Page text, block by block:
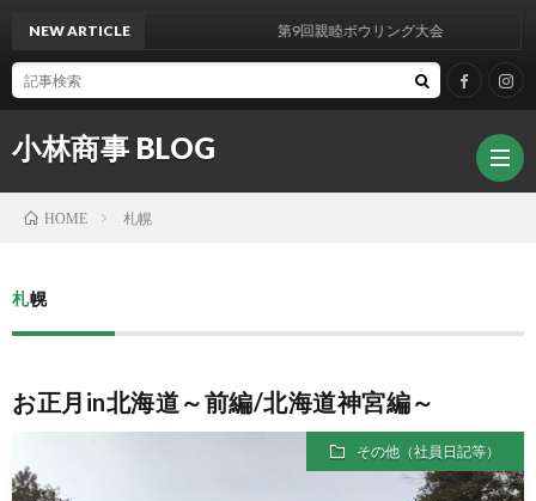
小林商事 BLOG
NEW ARTICLE 第9回親睦ボウリング大会
HOME 札幌
札幌
お正月in北海道～前編/北海道神宮編～
その他（社員日記等）